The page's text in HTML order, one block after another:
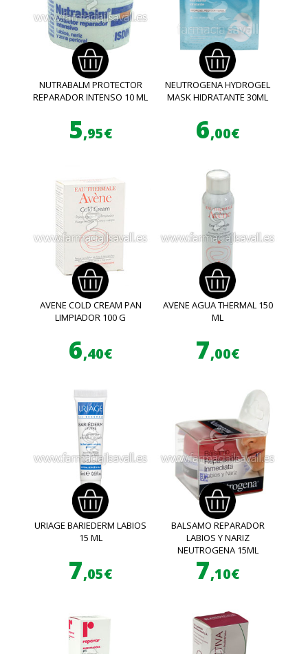
NUTRABALM PROTECTOR
REPARADOR INTENSO 10 ML
5,95€
NEUTROGENA HYDROGEL
MASK HIDRATANTE 30ML
6,00€
AVENE COLD CREAM PAN
LIMPIADOR 100 G
6,40€
AVENE AGUA THERMAL 150
ML
7,00€
URIAGE BARIEDERM LABIOS
15 ML
7,05€
BALSAMO REPARADOR
LABIOS Y NARIZ
NEUTROGENA 15ML
7,10€